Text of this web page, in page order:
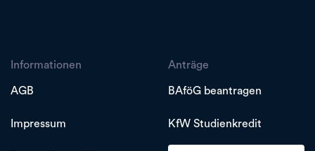
Informationen
AGB
Impressum
Anträge
BAföG beantragen
KfW Studienkredit